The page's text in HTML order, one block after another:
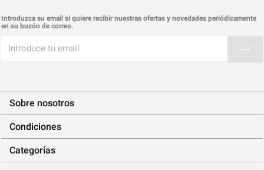
Introduzca su email si quiere recibir nuestras ofertas y novedades periódicamente
en su buzón de correo.
Sobre nosotros
Condiciones
Categorías